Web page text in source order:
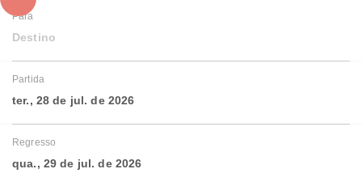
Para
Destino
Partida
ter., 28 de jul. de 2026
Regresso
qua., 29 de jul. de 2026